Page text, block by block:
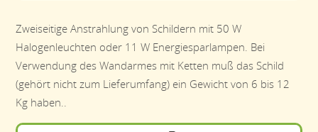
Zweiseitige Anstrahlung von Schildern mit 50 W
Halogenleuchten oder 11 W Energiesparlampen. Bei
Verwendung des Wandarmes mit Ketten muß das Schild
(gehört nicht zum Lieferumfang) ein Gewicht von 6 bis 12
Kg haben..